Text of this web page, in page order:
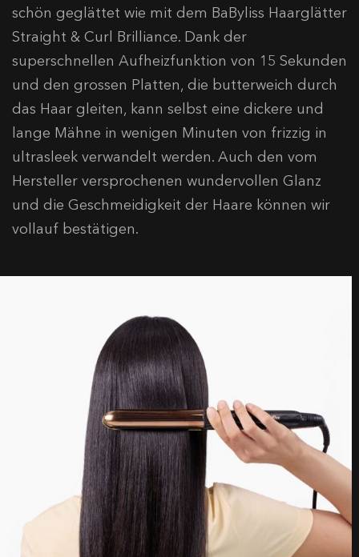
schön geglättet wie mit dem BaByliss Haarglätter
Straight & Curl Brilliance. Dank der
superschnellen Aufheizfunktion von 15 Sekunden
und den grossen Platten, die butterweich durch
das Haar gleiten, kann selbst eine dickere und
lange Mähne in wenigen Minuten von frizzig in
ultrasleek verwandelt werden. Auch den vom
Hersteller versprochenen wundervollen Glanz
und die Geschmeidigkeit der Haare können wir
vollauf bestätigen.